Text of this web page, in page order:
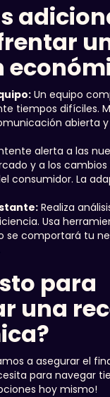
Un equipo
tiempos difíciles.
abierta
alerta a las
y a los cambios
consumidor. La
Realiza
Usa
se comportará tu
para
una
a asegurar el
para navegar
hoy mismo!